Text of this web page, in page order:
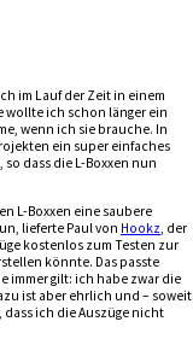
im Lauf der Zeit in einem
wollte ich schon länger ein
wenn ich sie brauche. In
ein super einfaches
dass die L-Boxxen nun
L-Boxxen eine saubere
lieferte Paul von Hookz, der
kostenlos zum Testen zur
könnte. Das passte
immer gilt: ich habe zwar die
ist aber ehrlich und – soweit
ich die Auszüge nicht